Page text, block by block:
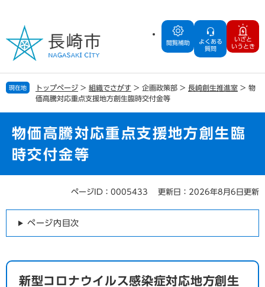
の
で
す
ー
ば
し
閲覧補助
よくある
質問
いざと
いうとき
現在地 トップページ > 組織でさがす > 企画政策部 > 長崎創生推進室 > 物
価高騰対応重点支援地方創生臨時交付金等
物価高騰対応重点支援地方創生臨
時交付金等
ページID：0005433 更新日：2026年8月6日更新
ページ内目次
新型コロナウイルス感染症対応地方創生